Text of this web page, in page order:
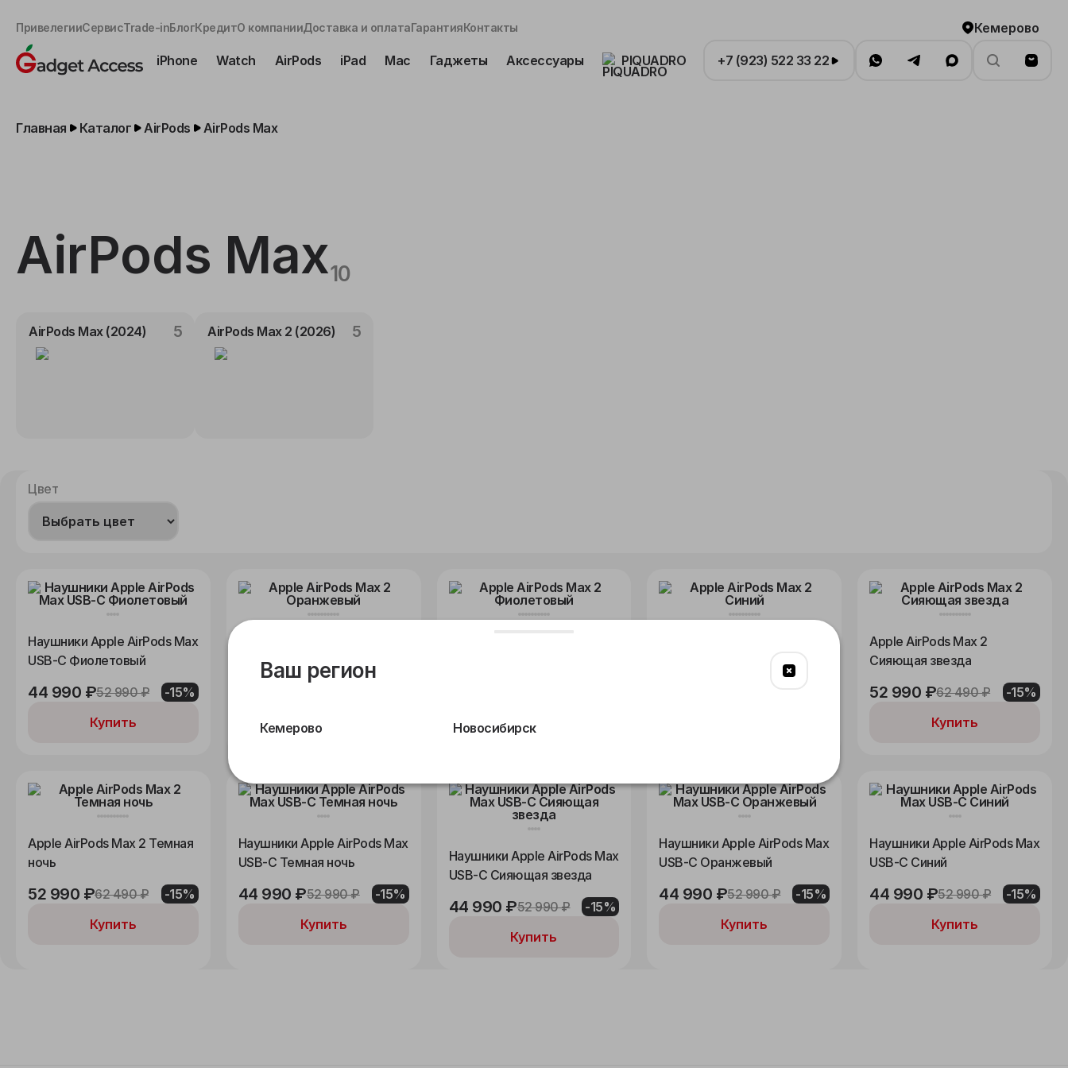
ПривелегииСервисTrade-inБлогКредитО компанииДоставка и оплатаГарантияКонтакты Кемерово
iPhone Watch AirPods iPad Mac Гаджеты Аксессуары PIQUADRO +7 (923) 522 33 22
Главная Каталог AirPods AirPods Max
AirPods Max10
AirPods Max (2024) 5 AirPods Max 2 (2026) 5
Цвет
Наушники Apple AirPods Max
USB-C Фиолетовый
44 990 ₽52 990 ₽
-15%
Купить
Оранжевый
Купить
Купить
Apple AirPods Max 2
Сияющая звезда
52 990 ₽62 490 ₽
-15%
Купить
Apple AirPods Max 2 Темная
ночь
52 990 ₽62 490 ₽
-15%
Купить
Наушники Apple AirPods Max
USB-C Темная ночь
44 990 ₽52 990 ₽
-15%
Купить
Наушники Apple AirPods Max
USB-C Сияющая звезда
44 990 ₽52 990 ₽
-15%
Купить
Наушники Apple AirPods Max
USB-C Оранжевый
44 990 ₽52 990 ₽
-15%
Купить
Наушники Apple AirPods Max
USB-C Синий
44 990 ₽52 990 ₽
-15%
Купить
Ваш регион
Кемерово Новосибирск